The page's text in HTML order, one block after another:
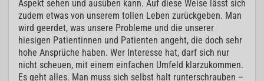
Aspekt sehen und ausüben kann. Auf diese Weise lässt sich
zudem etwas von unserem tollen Leben zurückgeben. Man
wird geerdet, was unsere Probleme und die unserer
hiesigen Patientinnen und Patienten angeht, die doch sehr
hohe Ansprüche haben. Wer Interesse hat, darf sich nur
nicht scheuen, mit einem einfachen Umfeld klarzukommen.
Es geht alles. Man muss sich selbst halt runterschrauben –